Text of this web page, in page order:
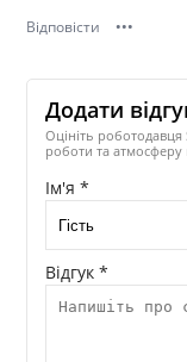
Відповісти •••
Додати
Оцініть
роботи та атмосферу
Ім'я *
Відгук *